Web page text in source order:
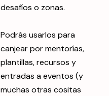
desafíos o zonas.
Podrás usarlos para
canjear por mentorías,
plantillas, recursos y
entradas a eventos (y
muchas otras cositas